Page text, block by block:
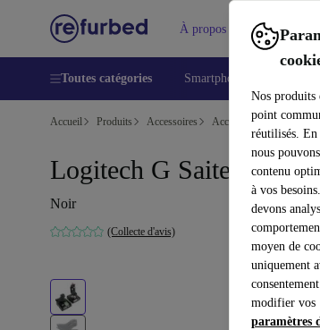
Nos produits
point
réutilisés.
nous
contenu
à vos
devons
moyen de
uniquement
modifier vos
paramètres
À propos Aide
Toutes catégories Smartphones
Accueil Produits Accessoires Accessoires Ordinateur
Logitech G Saitek X52
Noir
(Collecte d'avis)